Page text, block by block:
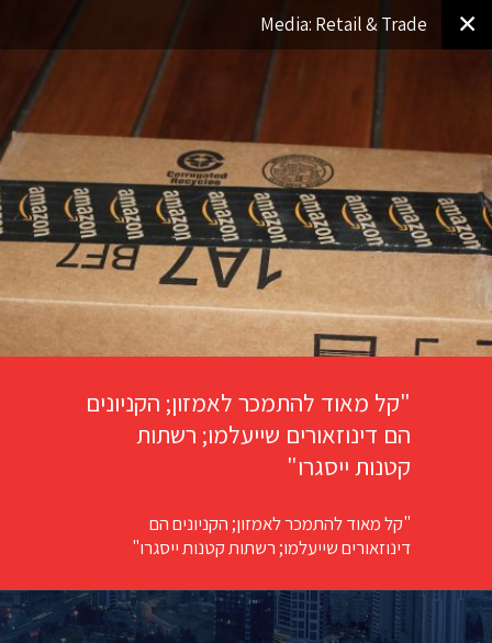
✕
Media: Retail & Trade
"קל מאוד להתמכר לאמזון; הקניונים
הם דינוזאורים שייעלמו; רשתות
קטנות ייסגרו"
"קל מאוד להתמכר לאמזון; הקניונים הם
דינוזאורים שייעלמו; רשתות קטנות ייסגרו"